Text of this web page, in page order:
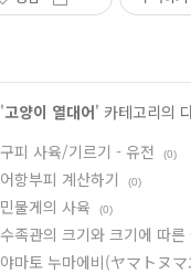
'고양이 열대어' 카테고리의
구피 사육/기르기 - 유전
(0)
어항부피 계산하기 (0)
민물게의 사육 (0)
수족관의 크기와 크기에 따른
야마토 누마에비(ヤマトヌ